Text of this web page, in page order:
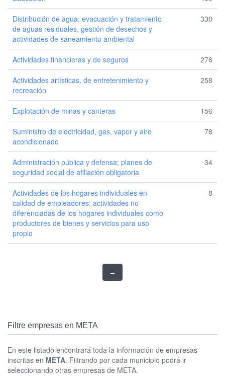
Distribución de agua; evacuación y tratamiento
de aguas residuales, gestión de desechos y
actividades de saneamiento ambiental
330
Actividades financieras y de seguros 276
Actividades artísticas, de entretenimiento y
recreación
258
Explotación de minas y canteras 156
Suministro de electricidad, gas, vapor y aire
acondicionado
78
Administración pública y defensa; planes de
seguridad social de afiliación obligatoria
34
Actividades de los hogares individuales en
calidad de empleadores; actividades no
diferenciadas de los hogares individuales como
productores de bienes y servicios para uso
propio
8
→
Filtre empresas en META
En este listado encontrará toda la información de empresas
inscritas en META. Filtrando por cada municipio podrá ir
seleccionando otras empresas de META.